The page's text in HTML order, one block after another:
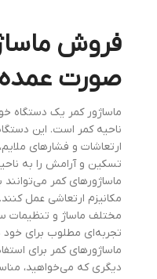
فروش
صورت عمده
ماساژور کمر یک دستگاه
ناحیه کمر است. این دستگاه‌ها
ارتعاشات و فشارهای ملایم،
تسکین و آرامش را به ناحیه
ماساژورهای کمر می‌توانند به
مکانیزم ارتعاشی عمل کنند.
مختلف ماساژ و تنظیمات
تجربه‌ای مطلوب برای خود
ماساژورهای کمر برای استفاده
دیگری که می‌خواهید، مناسب